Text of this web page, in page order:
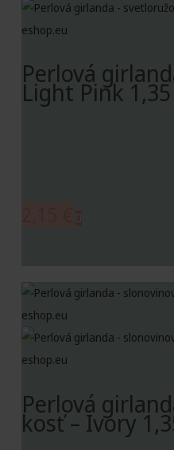
Perlová
Light Pink
Perlová
kosť – Ivory